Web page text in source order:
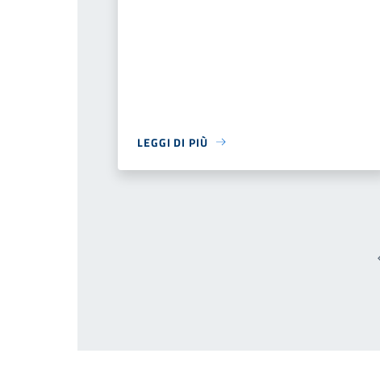
LEGGI DI PIÙ